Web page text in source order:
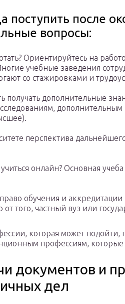
поступить после
вопросы:
Ориентируйтесь на
учебные заведения
со стажировками и
получать дополнительные
перспектива
онлайн? Основная
обучения и аккредитации
от того, частный вуз или
которая может подойти,
профессиям, которые
документов и
дел